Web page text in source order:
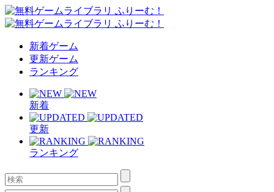
新着ゲーム
更新ゲーム
ランキング
新着
更新
ランキング